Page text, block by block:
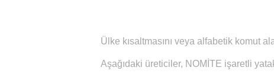
Ülke kısaltmasını veya alfabetik komut
Aşağıdaki üreticiler, NOMİTE işaretli